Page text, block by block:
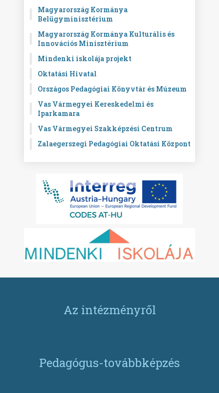
Magyarország Kormánya
Belügyminisztérium
Magyarország Kormánya Kulturális és
Innovációs Minisztérium
Mindenki iskolája projekt
Oktatási Hivatal
Országos Pedagógiai Könyvtár és Múzeum
Vas Vármegyei Kereskedelmi és
Iparkamara
Vas Vármegyei Szakképzési Centrum
Zalaegerszegi Pedagógiai Oktatási Központ
Az intézményről
Pedagógus-továbbképzés